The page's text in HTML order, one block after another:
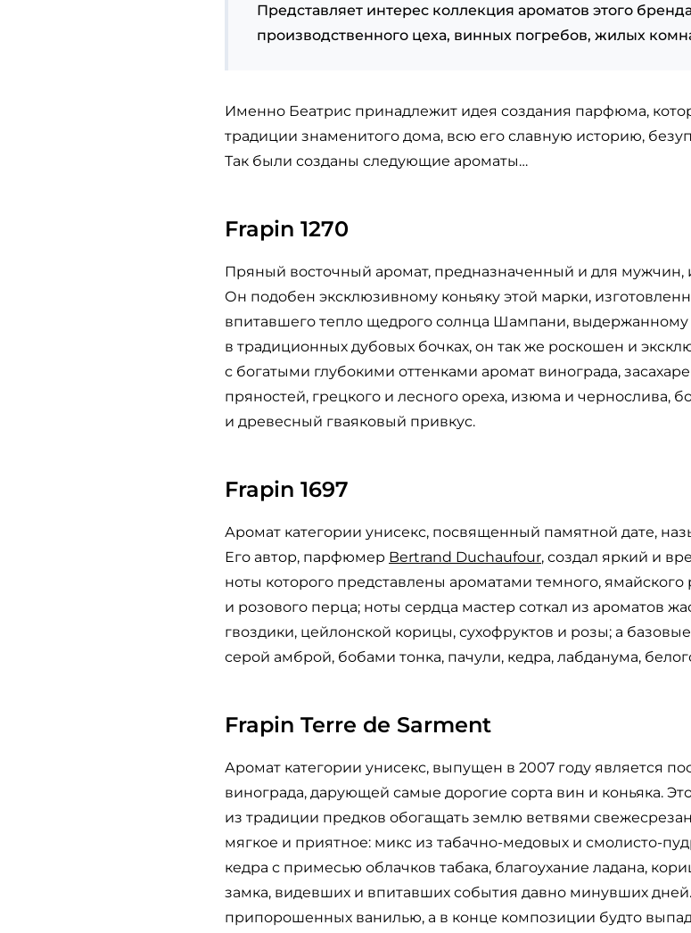
Представляет интерес коллекция ароматов этого
производственного цеха, винных погребов, жилых
Именно Беатрис принадлежит идея создания парфюма,
традиции знаменитого дома, всю его славную историю,
Так были созданы следующие ароматы…
Frapin 1270
Пряный восточный аромат, предназначенный и для мужчин,
Он подобен эксклюзивному коньяку этой марки,
впитавшего тепло щедрого солнца Шампани, выдержанному
в традиционных дубовых бочках, он так же роскошен и
с богатыми глубокими оттенками аромат винограда,
пряностей, грецкого и лесного ореха, изюма и чернослива,
и древесный гваяковый привкус.
Frapin 1697
Аромат категории унисекс, посвященный памятной дате,
Его автор, парфюмер Bertrand Duchaufour, создал яркий и
ноты которого представлены ароматами темного,
и розового перца; ноты сердца мастер соткал из ароматов
гвоздики, цейлонской корицы, сухофруктов и розы; а
серой амброй, бобами тонка, пачули, кедра, лабданума,
Frapin Terre de Sarment
Аромат категории унисекс, выпущен в 2007 году является
винограда, дарующей самые дорогие сорта вин и коньяка.
из традиции предков обогащать землю ветвями
мягкое и приятное: микс из табачно-медовых и смолисто-
кедра с примесью облачков табака, благоухание ладана,
замка, видевших и впитавших события давно минувших
припорошенных ванилью, а в конце композиции будто